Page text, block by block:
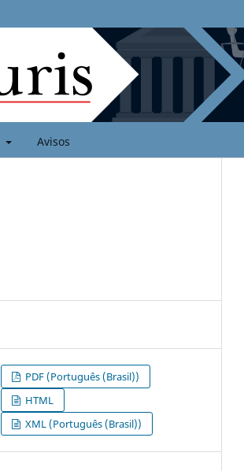
Avisos
PDF (Português (Brasil))
HTML
XML (Português (Brasil))